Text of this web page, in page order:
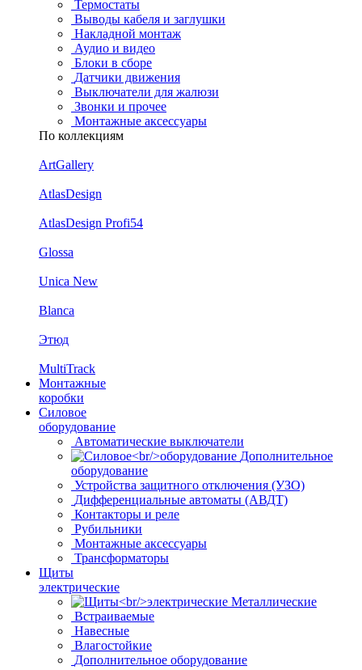
Термостаты
Выводы кабеля и заглушки
Накладной монтаж
Аудио и видео
Блоки в сборе
Датчики движения
Выключатели для жалюзи
Звонки и прочее
Монтажные аксессуары
По коллекциям
ArtGallery
AtlasDesign
AtlasDesign Profi54
Glossa
Unica New
Blanca
Этюд
MultiTrack
Монтажные
коробки
Силовое
оборудование
Автоматические выключатели
Дополнительное
оборудование
Устройства защитного отключения (УЗО)
Дифференциальные автоматы (АВДТ)
Контакторы и реле
Рубильники
Монтажные аксессуары
Трансформаторы
Щиты
электрические
Металлические
Встраиваемые
Навесные
Влагостойкие
Дополнительное оборудование